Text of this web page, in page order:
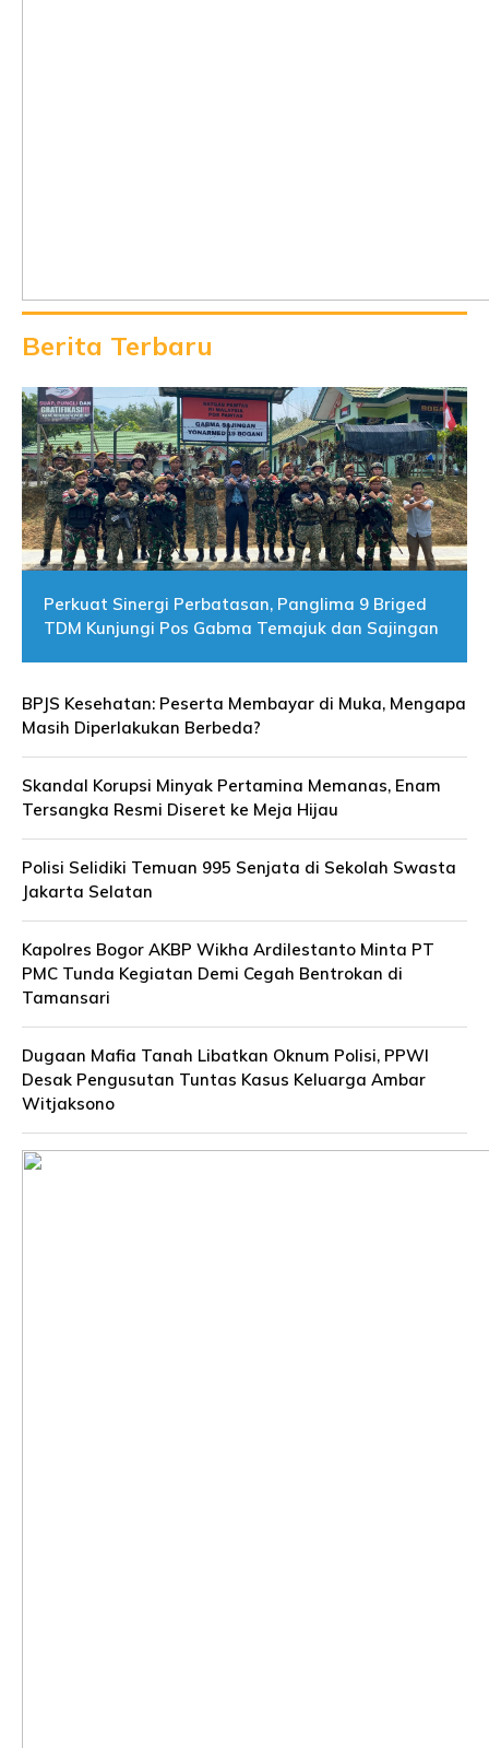
Berita Terbaru
Perkuat Sinergi Perbatasan, Panglima 9 Briged
TDM Kunjungi Pos Gabma Temajuk dan Sajingan
BPJS Kesehatan: Peserta Membayar di Muka, Mengapa
Masih Diperlakukan Berbeda?
Skandal Korupsi Minyak Pertamina Memanas, Enam
Tersangka Resmi Diseret ke Meja Hijau
Polisi Selidiki Temuan 995 Senjata di Sekolah Swasta
Jakarta Selatan
Kapolres Bogor AKBP Wikha Ardilestanto Minta PT
PMC Tunda Kegiatan Demi Cegah Bentrokan di
Tamansari
Dugaan Mafia Tanah Libatkan Oknum Polisi, PPWI
Desak Pengusutan Tuntas Kasus Keluarga Ambar
Witjaksono